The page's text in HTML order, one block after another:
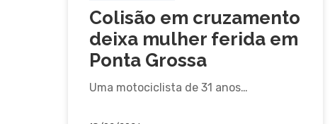
Colisão em cruzamento
deixa mulher ferida em
Ponta Grossa
Uma motociclista de 31 anos…